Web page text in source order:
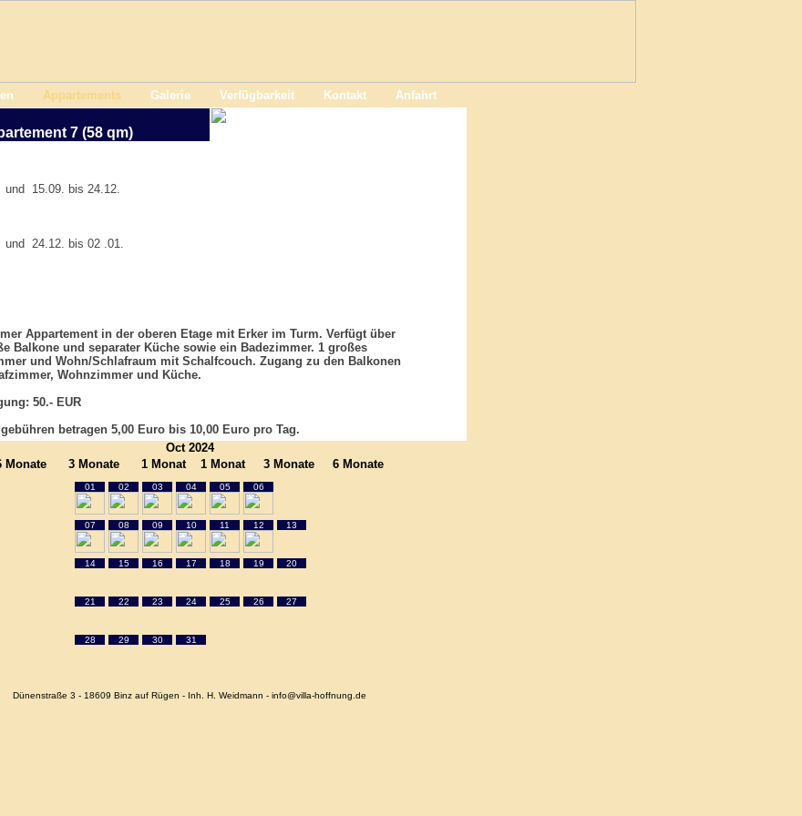
Appartements Galerie Verfügbarkeit Kontakt
Anfahrt
7 (58 qm)
15.09. bis 24.12.
24.12. bis 02 .01.
Appartement in der oberen Etage mit Erker im Turm. Verfügt über
Balkone und separater Küche sowie ein Badezimmer. 1 großes
und Wohn/Schlafraum mit Schalfcouch. Zugang zu den Balkonen
Wohnzimmer und Küche.
50.- EUR
betragen 5,00 Euro bis 10,00 Euro pro Tag.
Oct 2024
Monate
3 Monate 1 Monat 1 Monat 3 Monate 6 Monate
01 02 03 04 05 06
07 08 09 10 11 12 13
14 15 16 17 18 19 20
21 22 23 24 25 26 27
28 29 30 31
Dünenstraße 3 - 18609 Binz auf Rügen - Inh. H. Weidmann - info@villa-hoffnung.de